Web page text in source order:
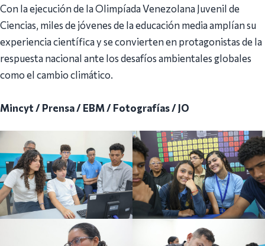
Con la ejecución de la Olimpíada Venezolana Juvenil de
Ciencias, miles de jóvenes de la educación media amplían su
experiencia científica y se convierten en protagonistas de la
respuesta nacional ante los desafíos ambientales globales
como el cambio climático.
Mincyt / Prensa / EBM / Fotografías / JO